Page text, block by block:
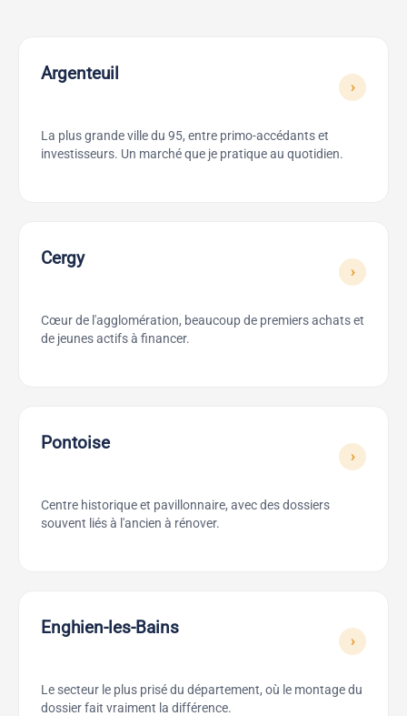
Argenteuil
›
La plus grande ville du 95, entre primo-accédants et
investisseurs. Un marché que je pratique au quotidien.
Cergy
›
Cœur de l'agglomération, beaucoup de premiers achats et
de jeunes actifs à financer.
Pontoise
›
Centre historique et pavillonnaire, avec des dossiers
souvent liés à l'ancien à rénover.
Enghien-les-Bains
›
Le secteur le plus prisé du département, où le montage du
dossier fait vraiment la différence.